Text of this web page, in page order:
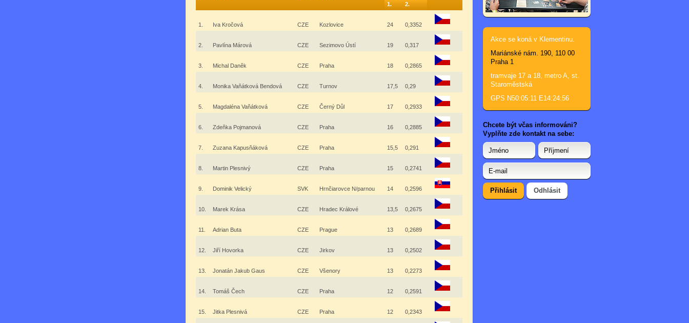
1.
2.
1. Iva Kročová CZE Kozlovice 24 0,3352
2. Pavlína Márová CZE Sezimovo Ústí 19 0,317
3. Michal Daněk CZE Praha 18 0,2865
4. Monika Vaňátková Bendová CZE Turnov 17,5 0,29
5. Magdaléna Vaňátková CZE Černý Důl 17 0,2933
6. Zdeňka Pojmanová CZE Praha 16 0,2885
7. Zuzana Kapusňáková CZE Praha 15,5 0,291
8. Martin Plesnivý CZE Praha 15 0,2741
9. Dominik Velický SVK Hrnčiarovce N/parnou 14 0,2596
10. Marek Krása CZE Hradec Králové 13,5 0,2675
11. Adrian Buta CZE Prague 13 0,2689
12. Jiří Hovorka CZE Jirkov 13 0,2502
13. Jonatán Jakub Gaus CZE Všenory 13 0,2273
14. Tomáš Čech CZE Praha 12 0,2591
15. Jitka Plesnivá CZE Praha 12 0,2343
Akce se koná v Klementinu.
Mariánské nám. 190, 110 00
Praha 1
tramvaje 17 a 18, metro A, st.
Staroměstská
GPS N50:05:11 E14:24:56
Chcete být včas informováni?
Vyplňte zde kontakt na sebe: